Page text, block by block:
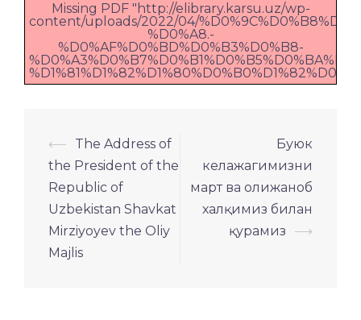
Missing PDF "http://elibrary.karsu.uz/wp-
content/uploads/2022/04/
%D0%A8.-
%D0%AF%D0%BD%D0%B3%D0%B8-
Навигация
по
записям
⟵
The Address of
the President of the
Republic of
Uzbekistan Shavkat
Mirziyoyev the Oliy
Majlis
Буюк
келажагимизни
март ва олижаноб
халқимиз билан
қурамиз
⟶